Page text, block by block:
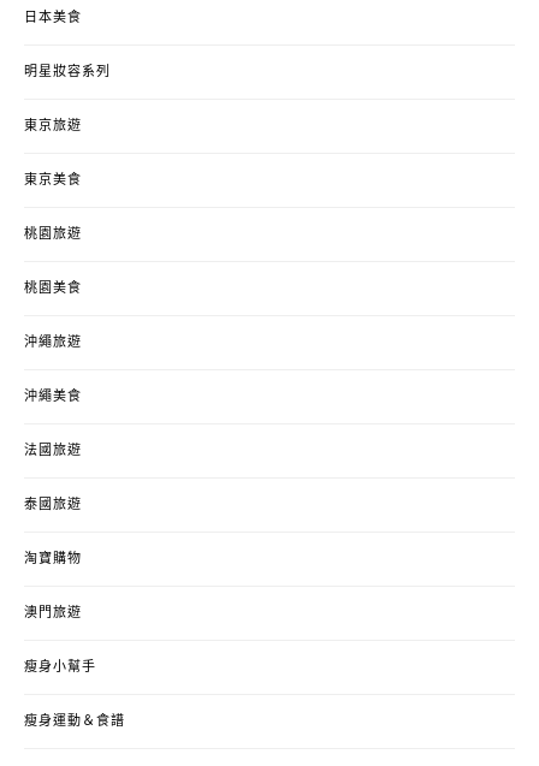
日本美食
明星妝容系列
東京旅遊
東京美食
桃園旅遊
桃園美食
沖繩旅遊
沖繩美食
法國旅遊
泰國旅遊
淘寶購物
澳門旅遊
瘦身小幫手
瘦身運動＆食譜